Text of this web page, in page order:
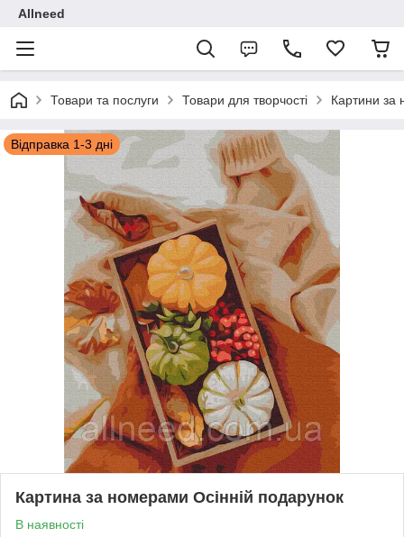
Allneed
Товари та послуги Товари для творчості Картини за
Відправка 1-3 дні
Картина за номерами Осінній подарунок
В наявності